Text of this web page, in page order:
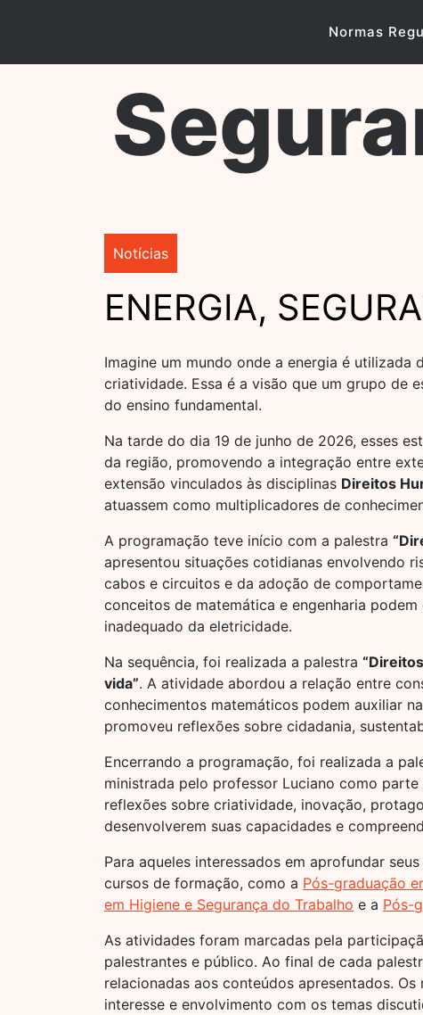
Normas
Notícias
ENERGIA,
Imagine um mundo onde a energia é
criatividade. Essa é a visão que um grupo de
do ensino fundamental.
Na tarde do dia 19 de junho de 2026, esses
da região, promovendo a integração entre
extensão vinculados às disciplinas Direitos
atuassem como multiplicadores de
A programação teve início com a palestra
apresentou situações cotidianas envolvendo
cabos e circuitos e da adoção de
conceitos de matemática e engenharia
inadequado da eletricidade.
Na sequência, foi realizada a palestra
vida”. A atividade abordou a relação entre
conhecimentos matemáticos podem auxiliar
promoveu reflexões sobre cidadania,
Encerrando a programação, foi realizada a
ministrada pelo professor Luciano como
reflexões sobre criatividade, inovação,
desenvolverem suas capacidades e
Para aqueles interessados em aprofundar
cursos de formação, como a Pós-graduação
em Higiene e Segurança do Trabalho e a Pós-
As atividades foram marcadas pela
palestrantes e público. Ao final de cada
relacionadas aos conteúdos apresentados.
interesse e envolvimento com os temas